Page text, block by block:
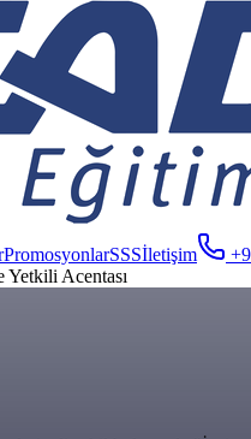
PromosyonlarSSSİletişim
Acentası